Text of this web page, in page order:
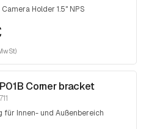
Holder 1.5" NPS
Corner bracket
für Innen- und Außenbereich